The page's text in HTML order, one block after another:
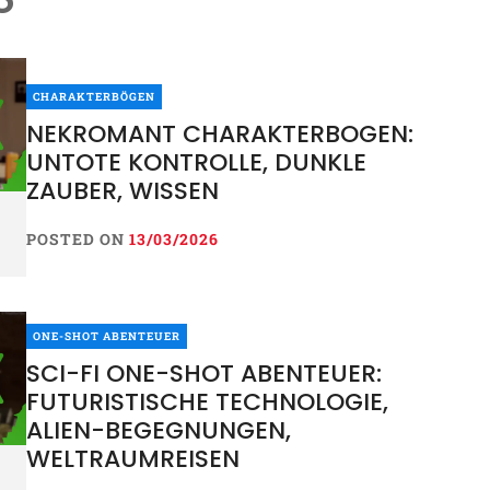
CHARAKTERBÖGEN
NEKROMANT CHARAKTERBOGEN:
UNTOTE KONTROLLE, DUNKLE
ZAUBER, WISSEN
POSTED ON 13/03/2026
ONE-SHOT ABENTEUER
SCI-FI ONE-SHOT ABENTEUER:
FUTURISTISCHE TECHNOLOGIE,
ALIEN-BEGEGNUNGEN,
WELTRAUMREISEN